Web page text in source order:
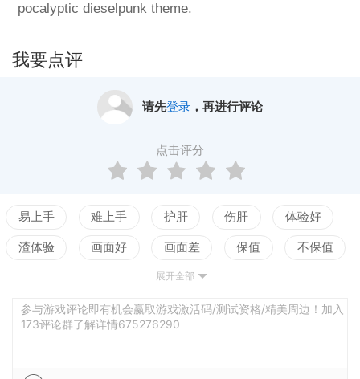
pocalyptic dieselpunk theme.
我要点评
请先登录，再进行评论
点击评分
易上手 难上手 护肝 伤肝 体验好
渣体验 画面好 画面差 保值 不保值
测试
展开全部
参与游戏评论即有机会赢取游戏激活码/测试资格/精美周边！加入
173评论群了解详情675276290